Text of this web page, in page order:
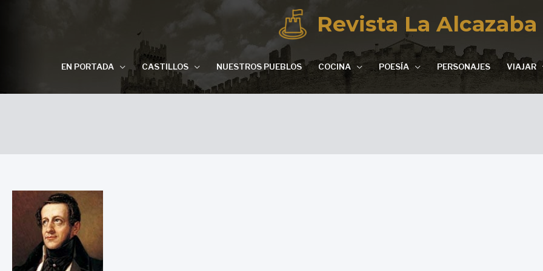
Revista La Alcazaba
EN PORTADA CASTILLOS NUESTROS PUEBLOS COCINA POESÍA PERSONAJES VIAJAR